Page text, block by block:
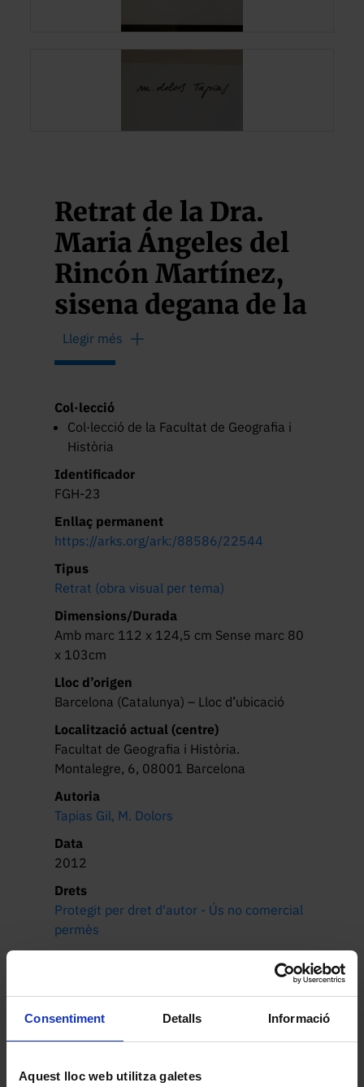
Consentiment Detalls Informació
Aquest lloc web utilitza galetes
Retrat de la Dra.
Maria Ángeles del
Rincón Martínez,
sisena degana de la
Facultat de
Geografia i
Història de la
Universitat de
Barcelona, 2004-
2012.
Llegir més
Col·lecció
Col·lecció de la Facultat de Geografia i
Història
Identificador
FGH-23
Enllaç permanent
https://arks.org/ark:/88586/22544
Tipus
Retrat (obra visual per tema)
Dimensions/Durada
Amb marc 112 x 124,5 cm Sense marc 80
x 103cm
Lloc d’origen
Barcelona (Catalunya) – Lloc d’ubicació
Localització actual (centre)
Facultat de Geografia i Història.
Montalegre, 6, 08001 Barcelona
Autoria
Tapias Gil, M. Dolors
Data
2012
Drets
Protegit per dret d'autor - Ús no comercial
permès
Retrat fotogràfic de la Dra. M.ª Ángeles
del Rincón Martínez, representada
dempeus en una composició vertical
d’una brusa blanca i un mocador de seda